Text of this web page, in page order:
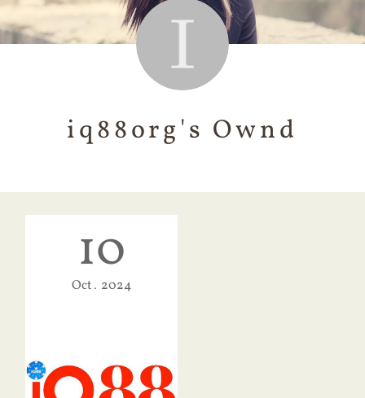
iq88org's Ownd
10
Oct 2024